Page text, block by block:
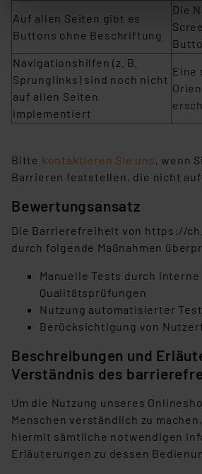
stimmen Sie sowohl dem Speichern
Informationen auf Ihrem gerät (§25
der anschließenden
nachfolgend dargestellten bzw. die
ausgewählten Verarbeitungszwecke
VO) zu. Eine detaillierte Auflistung
Cookies nach Zweck und Anbieter
den Button „Ablehnen oder
ablehnen oder ihr ganz oder
erteilte Zustimmung können Sie
Die Rechtmäßigkeit der
Weiterverarbeitung dieser Daten zur
Analyse bis zum Zeitpunkt des
führen, dass die Einstellungen nicht
gespeichert werden und dieses
angezeigt wird.
Daten in den USA. Ihre Einwilligung
Cookies dieser Drittanbieter
die Verarbeitung Ihrer Daten in den
(1) lit. a DSGVO. Nähere Infos zu
und zu der jeweiligen
der Datenschutzerklärung. Für die
Auf allen Seiten gibt es
Buttons ohne Beschriftung
Die
Navigationshilfen (z. B.
Sprunglinks) sind noch nicht
auf allen Seiten
implementiert
Eine
Bitte kontaktieren Sie uns, wenn
Barrieren feststellen, die nicht
Bewertungsansatz
Die Barrierefreiheit von https://
durch folgende Maßnahmen
Manuelle Tests durch interne
Qualitätsprüfungen
Nutzung automatisierter
Berücksichtigung von
Beschreibungen und
Verständnis des
Um die Nutzung unseres
Menschen verständlich zu
hiermit sämtliche notwendigen
Erläuterungen zu dessen